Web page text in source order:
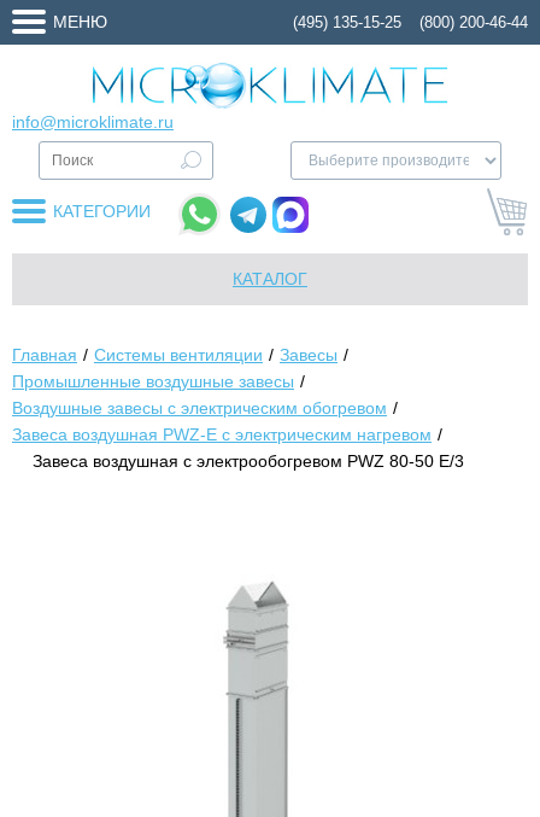
МЕНЮ (495) 135-15-25 (800) 200-46-44
info@microklimate.ru
КАТЕГОРИИ
КАТАЛОГ
Главная Системы вентиляции
Завесы
Промышленные воздушные завесы
Воздушные завесы с электрическим обогревом
Завеса воздушная PWZ-E с электрическим нагревом
Завеса воздушная с электрообогревом PWZ 80-50 E/3